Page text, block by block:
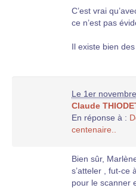
C’est vrai
ce n’est pas
Il existe bien
Le 1er
Claude
En réponse à :
centenaire..
Bien sûr,
s’atteler , fut-ce
pour le scanner